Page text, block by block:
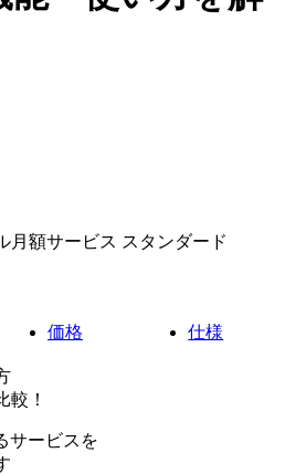
月額サービス スタンダード
価格 仕様
較！
サービスを